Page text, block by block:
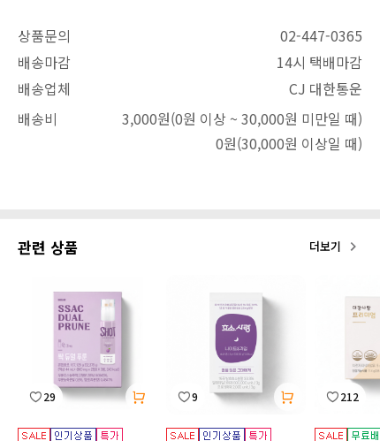
상품문의
02-447-0365
배송마감
14시 택배마감
배송업체
CJ 대한통운
배송비
3,000원(0원 이상 ~ 30,000원 미만일 때)
0원(30,000원 이상일 때)
관련 상품 더보기
29 9 212